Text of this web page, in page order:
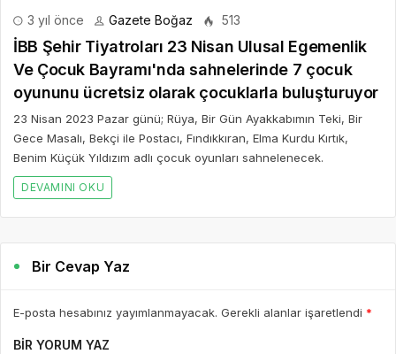
3 yıl önce Gazete Boğaz 513
İBB Şehir Tiyatroları 23 Nisan Ulusal Egemenlik
Ve Çocuk Bayramı'nda sahnelerinde 7 çocuk
oyununu ücretsiz olarak çocuklarla buluşturuyor
23 Nisan 2023 Pazar günü; Rüya, Bir Gün Ayakkabımın Teki, Bir
Gece Masalı, Bekçi ile Postacı, Fındıkkıran, Elma Kurdu Kırtık,
Benim Küçük Yıldızım adlı çocuk oyunları sahnelenecek.
DEVAMINI OKU
Bir Cevap Yaz
E-posta hesabınız yayımlanmayacak. Gerekli alanlar işaretlendi *
BIR YORUM YAZ